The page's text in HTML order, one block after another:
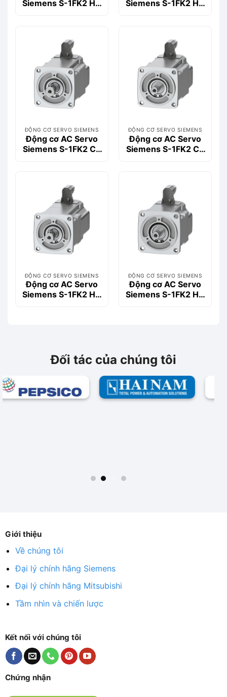
Siemens S-1FK2 HD
Siemens S-1FK2 HD
ĐỘNG CƠ SERVO SIEMENS
Động cơ AC Servo
Siemens S-1FK2 CT
ĐỘNG CƠ SERVO SIEMENS
Động cơ AC Servo
Siemens S-1FK2 CT
ĐỘNG CƠ SERVO SIEMENS
Động cơ AC Servo
Siemens S-1FK2 HD
ĐỘNG CƠ SERVO SIEMENS
Động cơ AC Servo
Siemens S-1FK2 HD
Đối tác của chúng tôi
Giới thiệu
Về chúng tôi
Đại lý chính hãng Siemens
Đại lý chính hãng Mitsubishi
Tầm nhìn và chiến lược
Kết nối với chúng tôi
Chứng nhận